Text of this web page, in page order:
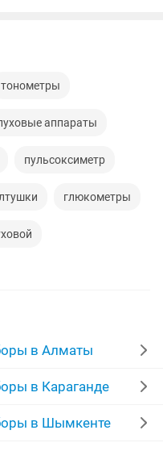
тонометры
аппараты
пульсоксиметр
глюкометры
для детское
в Алматы
в Караганде
в Шымкенте